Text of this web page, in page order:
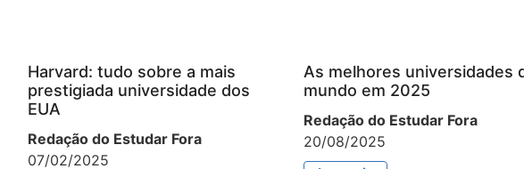
Harvard: tudo sobre a mais
prestigiada universidade dos
EUA
Redação do Estudar Fora
07/02/2025
As melhores universidades
mundo em 2025
Redação do Estudar Fora
20/08/2025